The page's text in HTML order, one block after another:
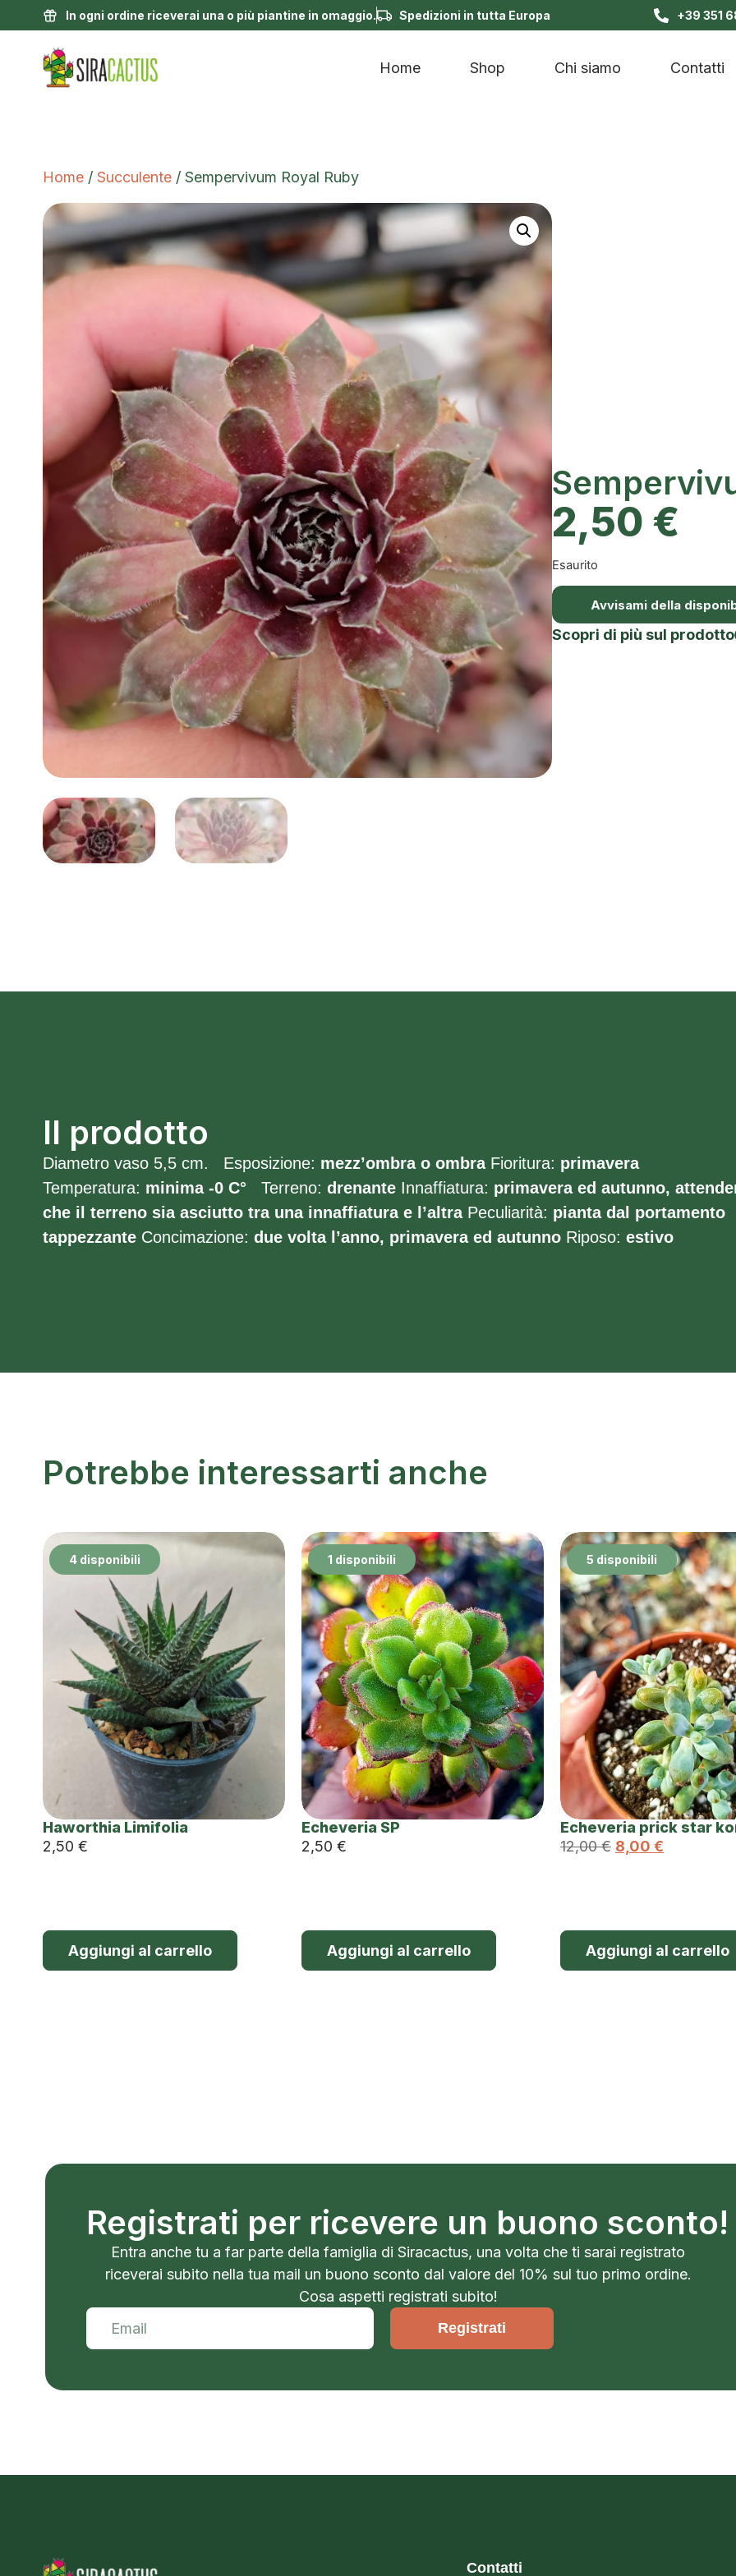
In ogni ordine riceverai una o più piantine in omaggio. Spedizioni in tutta Europa +39 351
Home Shop Chi siamo Contatti
Home / Succulente / Sempervivum Royal Ruby
2,50 €
Esaurito
Avvisami della
Scopri di più sul prodotto
Il prodotto
Diametro vaso 5,5 cm. Esposizione: mezz’ombra o ombraFioritura: primavera
Temperatura: minima -0 C° Terreno: drenante Innaffiatura: primavera ed autunno,
che il terreno sia asciutto tra una innaffiatura e l’altraPeculiarità: pianta dal portamento
tappezzante Concimazione: due volta l’anno, primavera ed autunno Riposo: estivo
Potrebbe interessarti anche
4 disponibili
Haworthia Limifolia
2,50 €
Aggiungi al carrello
1 disponibili
Echeveria SP
2,50 €
Aggiungi al carrello
5 disponibili
Echeveria prick star
12,00€ 8,00 €
Aggiungi al carrello
Registrati per ricevere un buono sconto!
Entra anche tu a far parte della famiglia di Siracactus, una volta che ti sarai registrato
riceverai subito nella tua mail un buono sconto dal valore del 10% sul tuo primo ordine.
Cosa aspetti registrati subito!
Registrati
Contatti